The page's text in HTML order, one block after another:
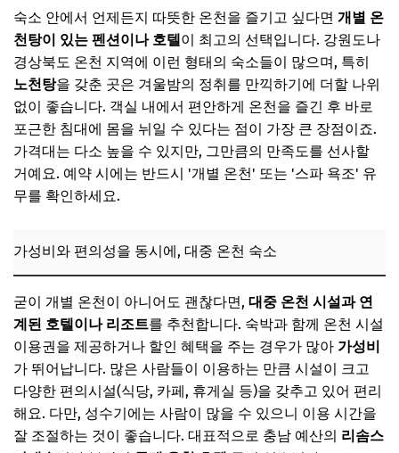
숙소 안에서 언제든지 따뜻한 온천을 즐기고 싶다면 개별 온
천탕이 있는 펜션이나 호텔이 최고의 선택입니다. 강원도나
경상북도 온천 지역에 이런 형태의 숙소들이 많으며, 특히
노천탕을 갖춘 곳은 겨울밤의 정취를 만끽하기에 더할 나위
없이 좋습니다. 객실 내에서 편안하게 온천을 즐긴 후 바로
포근한 침대에 몸을 뉘일 수 있다는 점이 가장 큰 장점이죠.
가격대는 다소 높을 수 있지만, 그만큼의 만족도를 선사할
거예요. 예약 시에는 반드시 '개별 온천' 또는 '스파 욕조' 유
무를 확인하세요.
가성비와 편의성을 동시에, 대중 온천 숙소
굳이 개별 온천이 아니어도 괜찮다면, 대중 온천 시설과 연
계된 호텔이나 리조트를 추천합니다. 숙박과 함께 온천 시설
이용권을 제공하거나 할인 혜택을 주는 경우가 많아 가성비
가 뛰어납니다. 많은 사람들이 이용하는 만큼 시설이 크고
다양한 편의시설(식당, 카페, 휴게실 등)을 갖추고 있어 편리
해요. 다만, 성수기에는 사람이 많을 수 있으니 이용 시간을
잘 조절하는 것이 좋습니다. 대표적으로 충남 예산의 리솜스